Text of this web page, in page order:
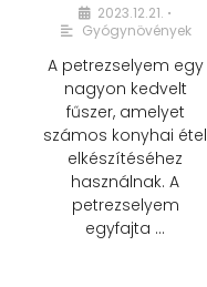
2023.12.21. •
Gyógynövények
A petrezselyem egy
nagyon kedvelt
fűszer, amelyet
számos konyhai étel
elkészítéséhez
használnak. A
petrezselyem
egyfajta …